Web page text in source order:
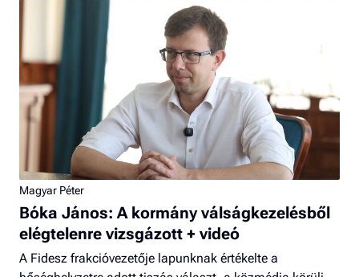
Magyar Péter
Bóka János: A kormány válságkezelésből
elégtelenre vizsgázott + videó
A Fidesz frakcióvezetője lapunknak értékelte a